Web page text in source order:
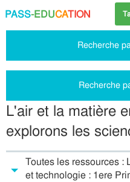
PASS-EDUCATION
Recherche
Recherche
L'air et la matière
explorons les
Toutes les ressources :
et technologie : 1ere